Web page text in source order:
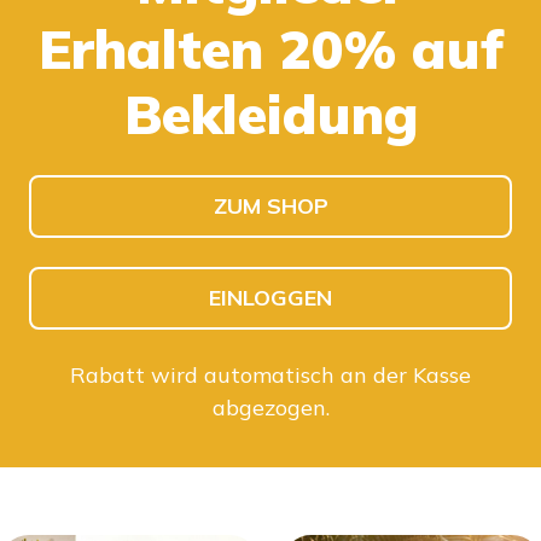
HERREN SHOPPEN
KINDER SHOPPEN
Erhalten 20% auf
Bekleidung
ZUM SHOP
EINLOGGEN
Rabatt wird automatisch an der Kasse
abgezogen.